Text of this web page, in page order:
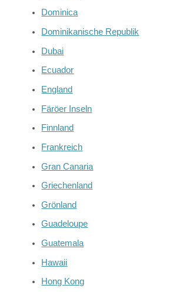
Dominica
Dominikanische Republik
Dubai
Ecuador
England
Färöer Inseln
Finnland
Frankreich
Gran Canaria
Griechenland
Grönland
Guadeloupe
Guatemala
Hawaii
Hong Kong